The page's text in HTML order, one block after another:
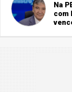
Na
com